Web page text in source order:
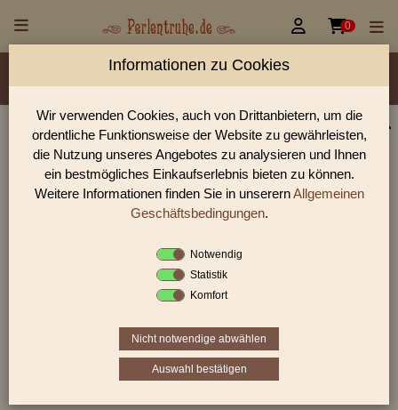
 0
Material/Glassorte Sorte/Form Farbe
Größen
Lochdurchmesser
Glasperlen, Rocailles, Holzperlen & Steinperlen |
Perlentruhe
Glasperlen, Rocailles und Preciosa Perlen aus Gablonz.
Entdecke Table-Cut-Perlen, gedrückte Perlen und antike
Sie befinden sich in folgender Kategorie:
Informationen zu Cookies
Wir verwenden Cookies, auch von Drittanbietern, um die
ordentliche Funktionsweise der Website zu gewährleisten,
die Nutzung unseres Angebotes zu analysieren und Ihnen
ein bestmögliches Einkaufserlebnis bieten zu können.
Weitere Informationen finden Sie in unserernAllgemeinen
Geschäftsbedingungen.
Notwendig
Statistik
Komfort
Nicht notwendige abwählen
Auswahl bestätigen